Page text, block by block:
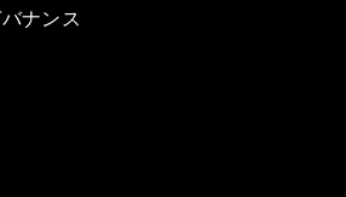
ナンス